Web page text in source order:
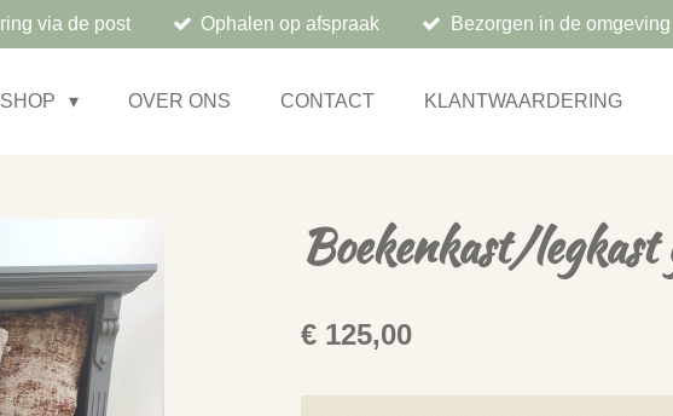
via de post Ophalen op afspraak Bezorgen in de omgeving
OVER ONS CONTACT KLANTWAARDERING
Boekenkast/legkast
€ 125,00